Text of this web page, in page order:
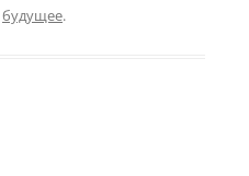
будущее.